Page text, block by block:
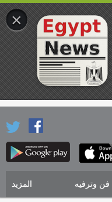
فن وترفيه المزيد
×